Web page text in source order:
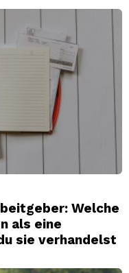
Welche
als eine
sie verhandelst